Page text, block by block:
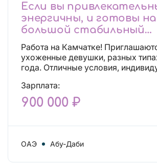
Если вы
энергичны, и готовы на
большой стабильный
заработок, тогда вы
что искали!
Работа на Камчатке!
ухоженные девушки, разных
года. Отличные условия,
Зарплата:
900 000 ₽
ОАЭ Абу-Даби